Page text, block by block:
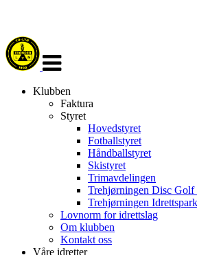
navigasjon
Klubben
Faktura
Styret
Hovedstyret
Fotballstyret
Håndballstyret
Skistyret
Trimavdelingen
Trehjørningen Disc Golf
Trehjørningen Idrettspark
Lovnorm for idrettslag
Om klubben
Kontakt oss
Våre idretter